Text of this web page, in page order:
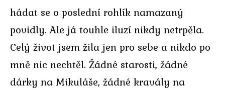
hádat se o poslední rohlík namazaný
povidly. Ale já touhle iluzí nikdy netrpěla.
Celý život jsem žila jen pro sebe a nikdo po
mně nic nechtěl. Žádné starosti, žádné
dárky na Mikuláše, žádné kravály na